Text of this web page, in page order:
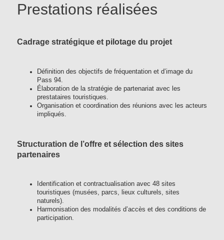
Prestations réalisées
Cadrage stratégique et pilotage du projet
Définition des objectifs de fréquentation et d’image du
Pass 94.
Élaboration de la stratégie de partenariat avec les
prestataires touristiques.
Organisation et coordination des réunions avec les acteurs
impliqués.
Structuration de l’offre et sélection des sites
partenaires
Identification et contractualisation avec 48 sites
touristiques (musées, parcs, lieux culturels, sites
naturels).
Harmonisation des modalités d’accès et des conditions de
participation.